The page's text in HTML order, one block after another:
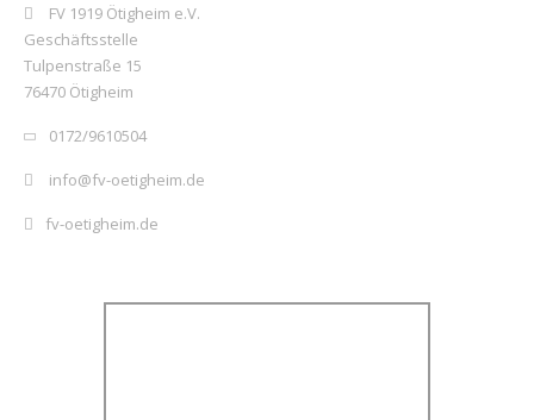
FV 1919 Ötigheim e.V.
Geschäftsstelle
Tulpenstraße 15
76470 Ötigheim
0172/9610504
info@fv-oetigheim.de
fv-oetigheim.de